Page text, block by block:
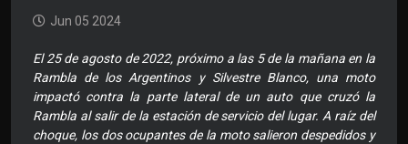
Jun 05 2024
El 25 de agosto de 2022, próximo a las 5 de la mañana en la
Rambla de los Argentinos y Silvestre Blanco, una moto
impactó contra la parte lateral de un auto que cruzó la
Rambla al salir de la estación de servicio del lugar. A raíz del
choque, los dos ocupantes de la moto salieron despedidos y